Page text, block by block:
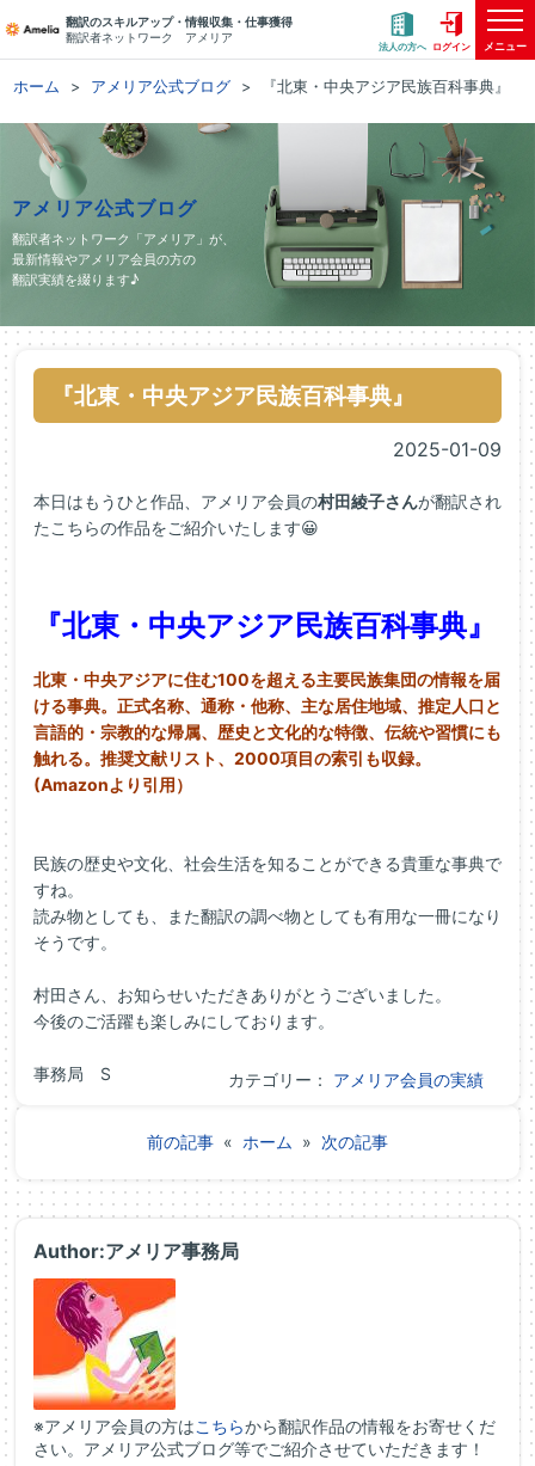
翻訳のスキルアップ・情報収集・仕事獲得
翻訳者ネットワーク アメリア
法人の方へ ログイン メニュー
ホーム アメリア公式ブログ 『北東・中央アジア民族百科事典』
アメリア公式ブログ
翻訳者ネットワーク「アメリア」が、
最新情報やアメリア会員の方の
翻訳実績を綴ります♪
『北東・中央アジア民族百科事典』
2025-01-09
本日はもうひと作品、アメリア会員の村田綾子さんが翻訳され
たこちらの作品をご紹介いたします😀
『北東・中央アジア民族百科事典』
北東・中央アジアに住む100を超える主要民族集団の情報を届
ける事典。正式名称、通称・他称、主な居住地域、推定人口と
言語的・宗教的な帰属、歴史と文化的な特徴、伝統や習慣にも
触れる。推奨文献リスト、2000項目の索引も収録。
(Amazonより引用）
民族の歴史や文化、社会生活を知ることができる貴重な事典で
すね。
読み物としても、また翻訳の調べ物としても有用な一冊になり
そうです。
村田さん、お知らせいただきありがとうございました。
今後のご活躍も楽しみにしております。
事務局 S カテゴリー： アメリア会員の実績
前の記事 « ホーム » 次の記事
Author:アメリア事務局
※アメリア会員の方はこちらから翻訳作品の情報をお寄せくだ
さい。アメリア公式ブログ等でご紹介させていただきます！